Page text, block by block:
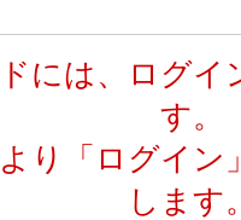
には、ログイ
す。
り「ログイン
します